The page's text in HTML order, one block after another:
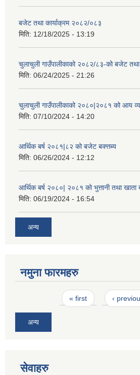
बजेट तथा कार्याक्रम २०८२/०८३
मिति: 12/18/2025 - 13:19
चुलाचुली गाउँपालीकाको २०८२/८३-को बजेट तथा
मिति: 06/24/2025 - 21:26
चुलाचुली गाउँपालीकाको २०८०|२०८१ को आय
मिति: 07/10/2024 - 14:20
आर्थिक बर्ष २०८१|८२ को बजेट बक्त्तब्य
मिति: 06/26/2024 - 12:12
आर्थिक बर्ष २०८०| २०८१ को भुत्तानी तथा खाता
मिति: 06/19/2024 - 16:54
अन्य
नमुना फारमहरु
« first ‹
अन्य
सेवाहरु